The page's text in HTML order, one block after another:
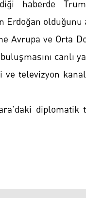
haberde
olduğunu
ve Orta
canlı
televizyon